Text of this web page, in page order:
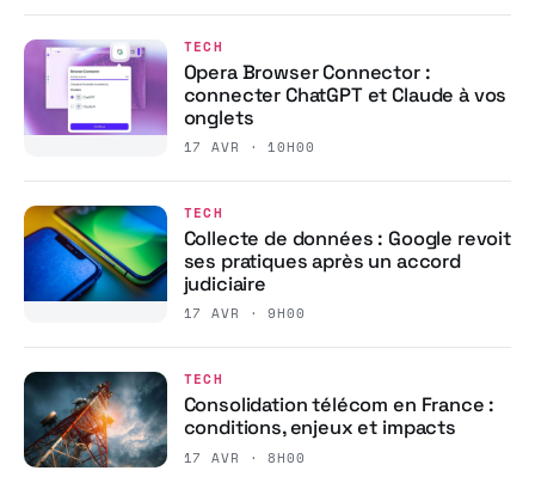
TECH
Opera Browser Connector :
connecter ChatGPT et Claude à vos
onglets
17 AVR · 10H00
TECH
Collecte de données : Google revoit
ses pratiques après un accord
judiciaire
17 AVR · 9H00
TECH
Consolidation télécom en France :
conditions, enjeux et impacts
17 AVR · 8H00